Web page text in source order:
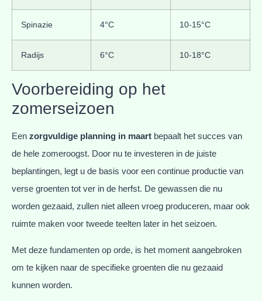
Spinazie 4°C 10-15°C
Radijs 6°C 10-18°C
Voorbereiding op het
zomerseizoen
Een zorgvuldige planning in maart bepaalt het succes van
de hele zomeroogst. Door nu te investeren in de juiste
beplantingen, legt u de basis voor een continue productie van
verse groenten tot ver in de herfst. De gewassen die nu
worden gezaaid, zullen niet alleen vroeg produceren, maar ook
ruimte maken voor tweede teelten later in het seizoen.
Met deze fundamenten op orde, is het moment aangebroken
om te kijken naar de specifieke groenten die nu gezaaid
kunnen worden.